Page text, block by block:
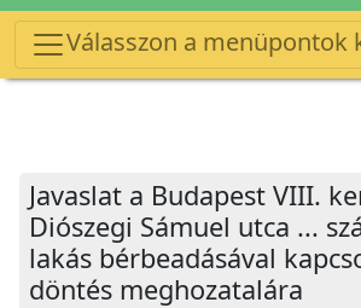
Válasszon a menüpontok
Javaslat a Budapest VIII.
Diószegi Sámuel utca ...
lakás bérbeadásával
döntés meghozatalára